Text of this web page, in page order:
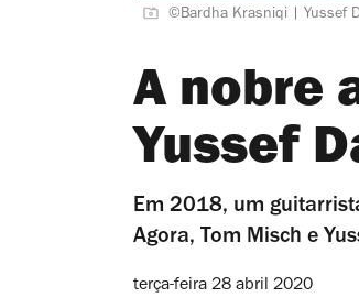
©Bardha Krasniqi | Yussef
A nobre
Yussef
Em 2018, um
Agora, Tom Misch e
terça-feira 28 abril 2020